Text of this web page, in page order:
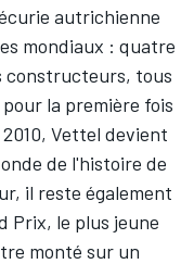
autrichienne
mondiaux : quatre
constructeurs, tous
la première fois
Vettel devient
de l'histoire de
il reste également
Prix, le plus jeune
monté sur un